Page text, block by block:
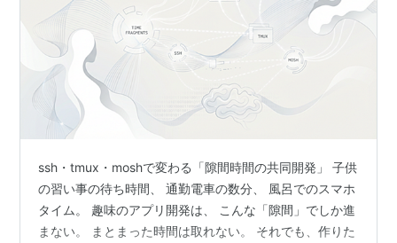
ssh・tmux・moshで変わる「隙間時間の共同開発」 子供
の習い事の待ち時間、 通勤電車の数分、 風呂でのスマホ
タイム。 趣味のアプリ開発は、 こんな「隙間」でしか進
まない。 まとまった時間は取れない。 それでも、作りた